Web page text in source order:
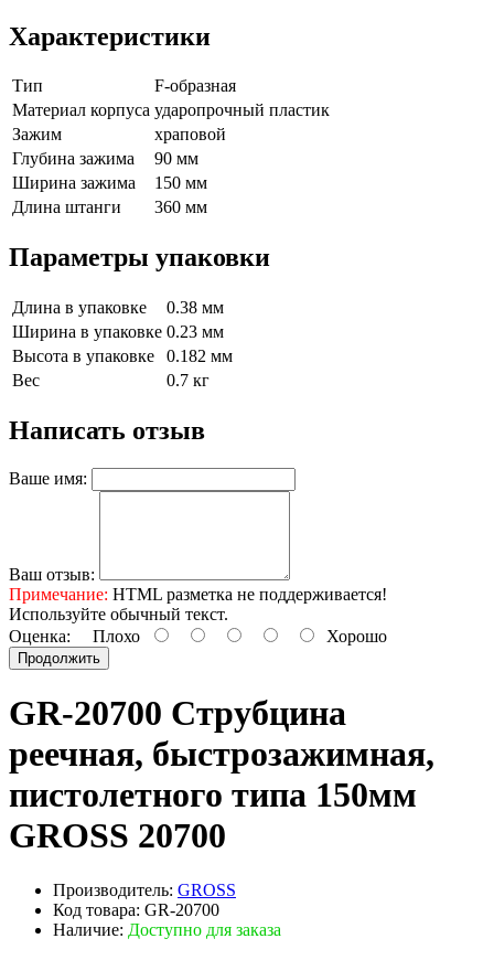
Характеристики
Тип
F-образная
Материал корпуса ударопрочный пластик
Зажим
храповой
Глубина зажима
90 мм
Ширина зажима
150 мм
Длина штанги
360 мм
Параметры упаковки
Длина в упаковке
0.38 мм
Ширина в упаковке 0.23 мм
Высота в упаковке
0.182 мм
Вес
0.7 кг
Написать отзыв
Ваше имя:
Ваш отзыв:
Примечание: HTML разметка не поддерживается!
Используйте обычный текст.
Оценка: Плохо Хорошо
Продолжить
GR-20700 Струбцина
реечная, быстрозажимная,
пистолетного типа 150мм
GROSS 20700
Производитель: GROSS
Код товара: GR-20700
Наличие: Доступно для заказа